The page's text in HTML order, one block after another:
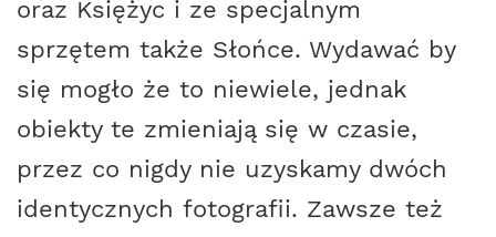
oraz Księżyc i ze specjalnym
sprzętem także Słońce. Wydawać by
się mogło że to niewiele, jednak
obiekty te zmieniają się w czasie,
przez co nigdy nie uzyskamy dwóch
identycznych fotografii. Zawsze też